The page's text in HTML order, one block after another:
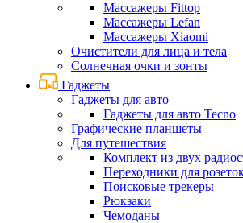
Массажеры Fittop
Массажеры Lefan
Массажеры Xiaomi
Очистители для лица и тела
Солнечная очки и зонты
Гаджеты
Гаджеты для авто
Гаджеты для авто Tecno
Графические планшеты
Для путешествия
Комплект из двух
Переходники для
Поисковые трекеры
Рюкзаки
Чемоданы